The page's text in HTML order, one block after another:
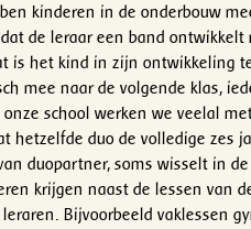
kinderen in de onderbouw
de leraar een band
is het kind in zijn ontwikkeling
mee naar de volgende klas,
school werken we veelal
hetzelfde duo de volledige zes
duopartner, soms wisselt in
krijgen naast de lessen van
Bijvoorbeeld vaklessen